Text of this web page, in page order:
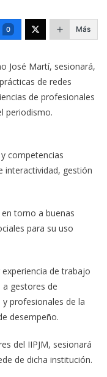
0 Más
José Martí, sesionará,
de redes
de profesionales
periodismo.
competencias
interactividad, gestión
torno a buenas
para su uso
de trabajo
gestores de
profesionales de la
desempeño.
del IIPJM, sesionará
de dicha institución.